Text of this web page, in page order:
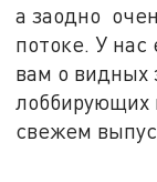
а заодно
потоке. У нас
вам о видных
лоббирующих
свежем